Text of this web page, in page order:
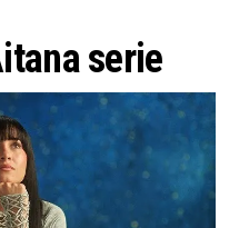
música.
serie